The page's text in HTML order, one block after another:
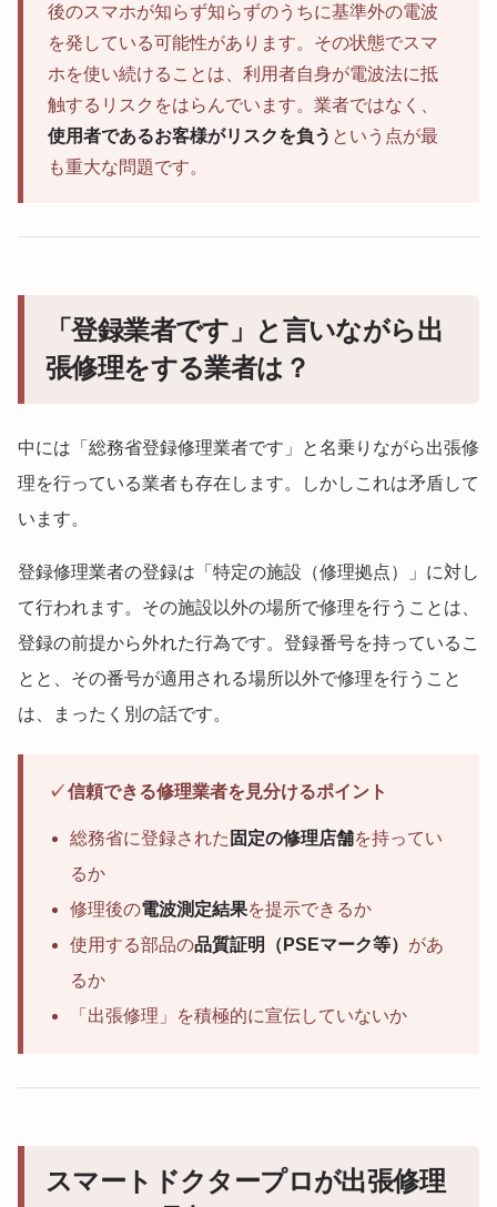
後のスマホが知らず知らずのうちに基準外の電波
を発している可能性があります。その状態でスマ
ホを使い続けることは、利用者自身が電波法に抵
触するリスクをはらんでいます。業者ではなく、
使用者であるお客様がリスクを負う という点が最
も重大な問題です。
「登録業者です」と言いながら出
張修理をする業者は？
中には「総務省登録修理業者です」と名乗りながら出張修
理を行っている業者も存在します。しかしこれは矛盾して
います。
登録修理業者の登録は「特定の施設（修理拠点）」に対し
て行われます。その施設以外の場所で修理を行うことは、
登録の前提から外れた行為です。登録番号を持っているこ
とと、その番号が適用される場所以外で修理を行うこと
は、まったく別の話です。
✓信頼できる修理業者を見分けるポイント
総務省に登録された 固定の修理店舗を持ってい
るか
修理後の電波測定結果を提示できるか
使用する部品の品質証明（PSEマーク等） があ
るか
「出張修理」を積極的に宣伝していないか
スマートドクタープロが出張修理